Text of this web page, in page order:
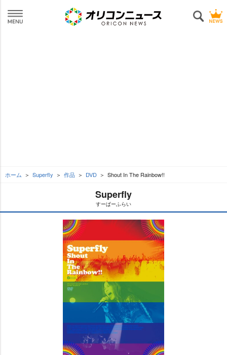
ホーム Superfly 作品 DVD Shout In The Rainbow!!
Superfly
すーぱーふらい